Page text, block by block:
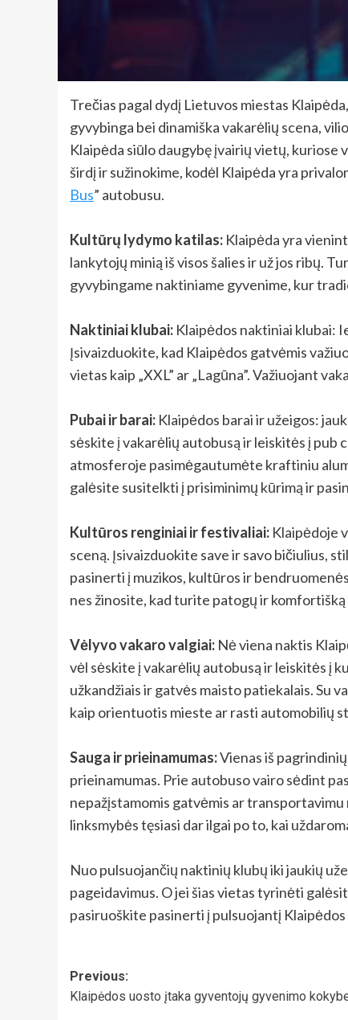
Trečias pagal dydį Lietuvos miestas
gyvybinga bei dinamiška vakarėlių scena,
Klaipėda siūlo daugybę įvairių vietų,
širdį ir sužinokime, kodėl Klaipėda yra
Bus” autobusu.
Kultūrų lydymo katilas: Klaipėda yra
lankytojų minią iš visos šalies ir už jos ribų.
gyvybingame naktiniame gyvenime, kur
Naktiniai klubai: Klaipėdos naktiniai klubai:
Įsivaizduokite, kad Klaipėdos gatvėmis
vietas kaip „XXL” ar „Lagūna”. Važiuojant
Pubai ir barai: Klaipėdos barai ir užeigos:
sėskite į vakarėlių autobusą ir leiskitės į pub
atmosferoje pasimėgautumėte kraftiniu
galėsite susitelkti į prisiminimų kūrimą ir
Kultūros renginiai ir festivaliai: Klaipėdoje
sceną. Įsivaizduokite save ir savo bičiulius,
pasinerti į muzikos, kultūros ir
nes žinosite, kad turite patogų ir
Vėlyvo vakaro valgiai: Nė viena naktis
vėl sėskite į vakarėlių autobusą ir leiskitės į
užkandžiais ir gatvės maisto patiekalais. Su
kaip orientuotis mieste ar rasti automobilių
Sauga ir prieinamumas:Vienas iš
prieinamumas. Prie autobuso vairo sėdint
nepažįstamomis gatvėmis ar
linksmybės tęsiasi dar ilgai po to, kai
Nuo pulsuojančių naktinių klubų iki jaukių
pageidavimus. O jei šias vietas tyrinėti
pasiruoškite pasinerti į pulsuojantį
Post
navigation
Previous:
Klaipėdos uosto įtaka gyventojų gyvenimo